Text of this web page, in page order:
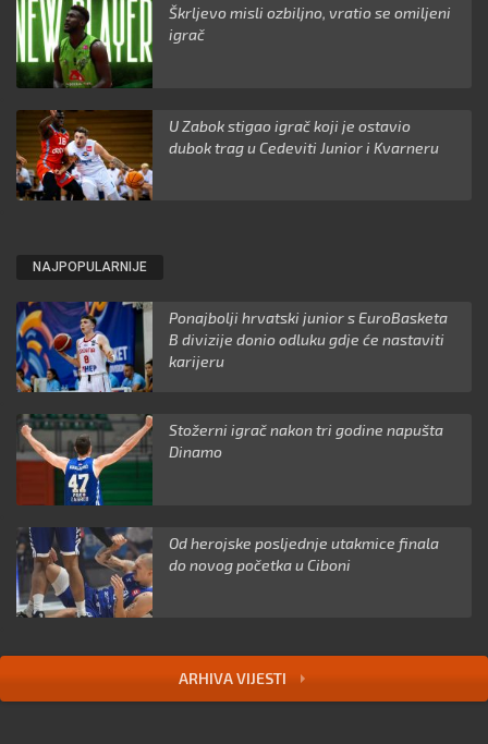
Škrljevo misli ozbiljno, vratio se omiljeni
igrač
U Zabok stigao igrač koji je ostavio
dubok trag u Cedeviti Junior i Kvarneru
NAJPOPULARNIJE
Ponajbolji hrvatski junior s EuroBasketa
B divizije donio odluku gdje će nastaviti
karijeru
Stožerni igrač nakon tri godine napušta
Dinamo
Od herojske posljednje utakmice finala
do novog početka u Ciboni
ARHIVA VIJESTI